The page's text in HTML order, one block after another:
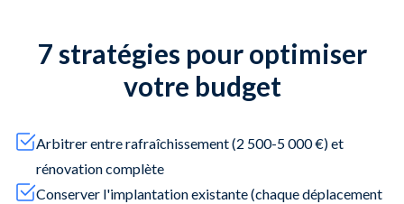
7 stratégies pour optimiser
votre budget
Arbitrer entre rafraîchissement (2 500-5 000 €) et
rénovation complète
Conserver l'implantation existante (chaque déplacement